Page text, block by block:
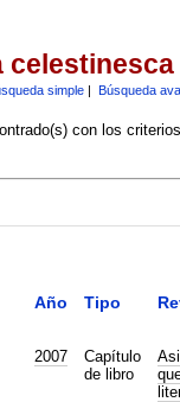
celestinesca
simple| Búsqueda
con los
Año Tipo
2007
Capítulo
de libro